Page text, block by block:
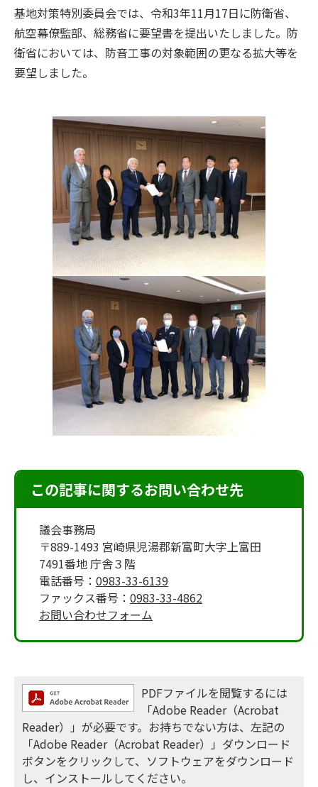
基地対策特別委員会では、令和3年11月17日に防衛省、
航空幕僚監部、総務省に要望書を提出いたしました。防
衛省においては、防音工事の対象範囲の更なる拡大等を
要望しました。
この記事に関するお問い合わせ先
議会事務局
〒889-1493 宮崎県児湯郡新富町大字上富田
7491番地 庁舎３階
電話番号： 0983-33-6139
ファックス番号： 0983-33-4862
お問い合わせフォーム
PDFファイルを閲覧するには
「Adobe Reader（Acrobat
Reader）」が必要です。お持ちでない方は、左記の
「Adobe Reader（Acrobat Reader）」ダウンロード
ボタンをクリックして、ソフトウェアをダウンロード
し、インストールしてください。